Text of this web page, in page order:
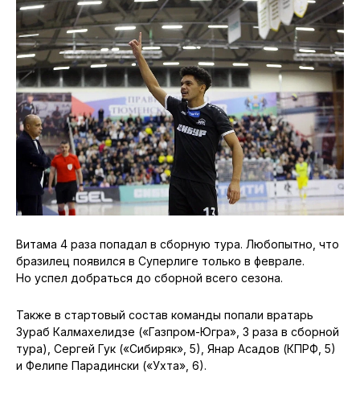
Витама 4 раза попадал в сборную тура. Любопытно, что
бразилец появился в Суперлиге только в феврале.
Но успел добраться до сборной всего сезона.
Также в стартовый состав команды попали вратарь
Зураб Калмахелидзе («Газпром-Югра», 3 раза в сборной
тура), Сергей Гук («Сибиряк», 5), Янар Асадов (КПРФ, 5)
и Фелипе Парадински («Ухта», 6).